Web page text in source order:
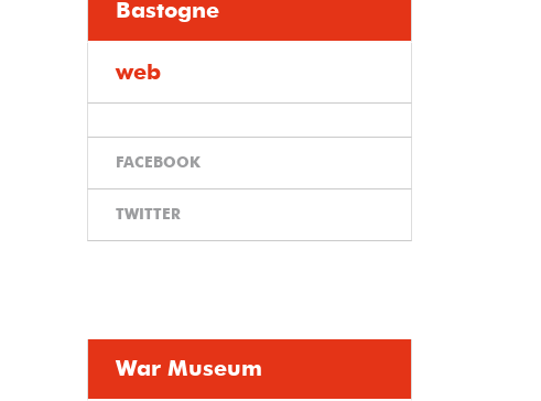
Bastogne
web
FACEBOOK
TWITTER
War Museum